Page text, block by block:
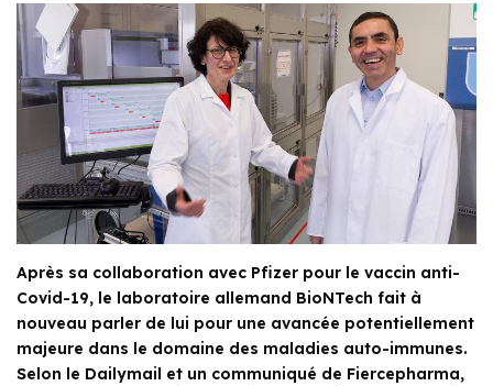
Après sa collaboration avec Pfizer pour le vaccin anti-
Covid-19, le laboratoire allemand BioNTech fait à
nouveau parler de lui pour une avancée potentiellement
majeure dans le domaine des maladies auto-immunes.
Selon le Dailymail et un communiqué de Fiercepharma,